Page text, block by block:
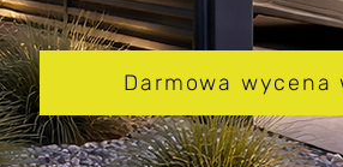
Darmowa wycena